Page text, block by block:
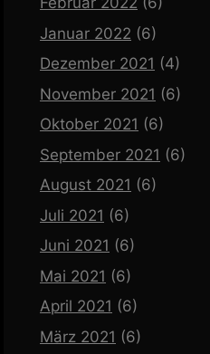
Januar 2022 (6)
Dezember 2021 (4)
November 2021 (6)
Oktober 2021 (6)
September 2021 (6)
August 2021 (6)
Juli 2021 (6)
Juni 2021 (6)
Mai 2021 (6)
April 2021 (6)
März 2021 (6)